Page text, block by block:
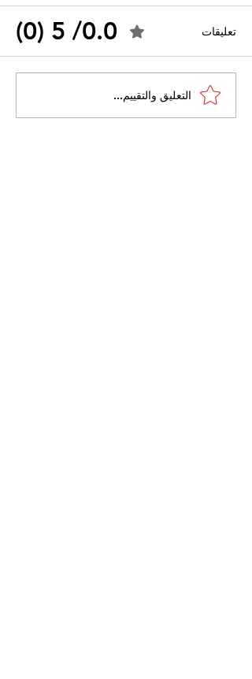
القضاء الإداري يقضي بحل
نقابة "كنابست"
تعليقات 0.0/ 5 (0)
التعليق والتقييم...